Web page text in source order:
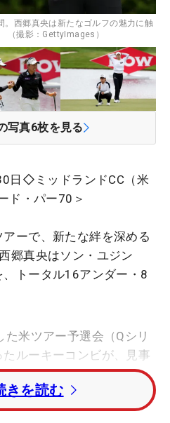
。西郷真央は新たなゴルフの魅力に触
（撮影：GettyImages）
写真6枚を見る
日◇ミッドランドCC（米
ド・パー70＞
ーで、新たな絆を深める
郷真央はソン・ユジン
、トータル16アンダー・8
米ツアー予選会（Qシリ
ルーキーコンビが、見事
するWOWOWのインタビ
唯一のチーム戦を、「改
自分がゴルフが大好きだな
きを読む